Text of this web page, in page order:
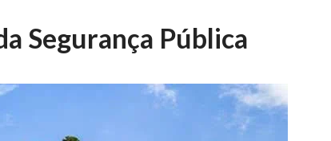
Segurança Pública